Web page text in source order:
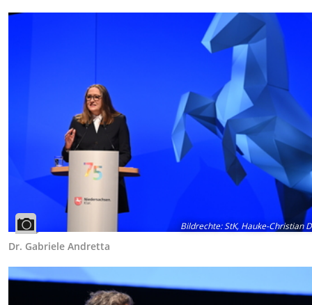
Bildrechte:StK, Hauke-Christian
Dr. Gabriele Andretta